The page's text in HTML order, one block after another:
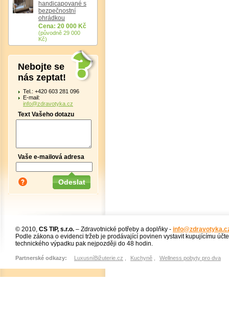
handicapované s
bezpečnostní
ohrádkou
Cena: 20 000 Kč
(původně 29 000
Kč)
Nebojte se
nás zeptat!
Tel.: +420 603 281 096
E-mail:
info@zdravotyka.cz
Text Vašeho dotazu
Vaše e-mailová adresa
© 2010, CS TIP, s.r.o. – Zdravotnické potřeby a doplňky -
Podle zákona o evidenci tržeb je prodávající povinen vystavit kupujícímu
technického výpadku pak nejpozději do 48 hodin.
Partnerské odkazy: LuxusníBižuterie.cz Kuchyně Wellness pobyty pro dva